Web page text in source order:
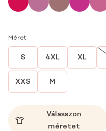
Méret
S 4XL XL
XXS M
Válasszon
méretet